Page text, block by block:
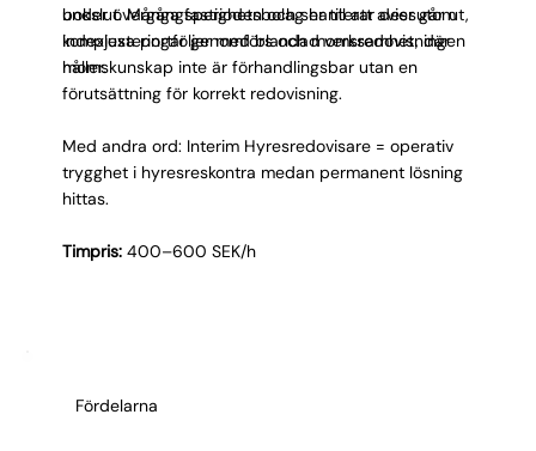
under övergångsperioden och ser till att avier går ut,
indexjusteringar genomförs och momsredovisningen
håller.
bokslut. Många fastighetsbolag hanterar dessutom
komplexa portföljer med blandad verksamhet, där
momskunskap inte är förhandlingsbar utan en
förutsättning för korrekt redovisning.
Med andra ord: Interim Hyresredovisare = operativ
trygghet i hyresreskontra medan permanent lösning
hittas.
Timpris:400–600 SEK/h
Fördelarna